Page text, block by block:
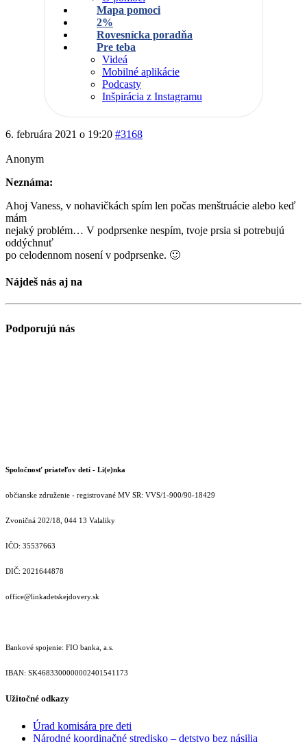
Mapa pomoci
2%
Rovesnícka poradňa
Pre teba
Videá
Mobilné aplikácie
Podcasty
Inšpirácia z Instagramu
6. februára 2021 o 19:20 #3168
Anonym
Neznáma:
Ahoj Vaness, v nohavičkách spím len počas menštruácie alebo keď
mám
nejaký problém… V podprsenke nespím, tvoje prsia si potrebujú
oddýchnuť
po celodennom nosení v podprsenke. 🙂
Nájdeš nás aj na
Podporujú nás
Spoločnosť priateľov detí - Li(e)nka
občianske združenie - registrované MV SR: VVS/1-900/90-18429
Zvoničná 202/18, 044 13 Valaliky
IČO: 35537663
DIČ: 2021644878
office@linkadetskejdovery.sk
Bankové spojenie: FIO banka, a.s.
IBAN: SK46833000000­02401541173
Užitočné odkazy
Úrad komisára pre deti
Národné koordinačné stredisko – detstvo bez násilia